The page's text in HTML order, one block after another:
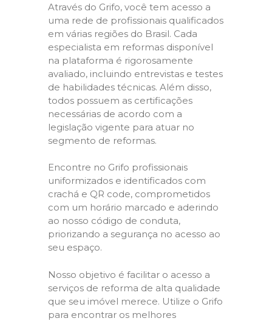
Através do Grifo, você tem acesso a
uma rede de profissionais qualificados
em várias regiões do Brasil. Cada
especialista em reformas disponível
na plataforma é rigorosamente
avaliado, incluindo entrevistas e testes
de habilidades técnicas. Além disso,
todos possuem as certificações
necessárias de acordo com a
legislação vigente para atuar no
segmento de reformas.
Encontre no Grifo profissionais
uniformizados e identificados com
crachá e QR code, comprometidos
com um horário marcado e aderindo
ao nosso código de conduta,
priorizando a segurança no acesso ao
seu espaço.
Nosso objetivo é facilitar o acesso a
serviços de reforma de alta qualidade
que seu imóvel merece. Utilize o Grifo
para encontrar os melhores